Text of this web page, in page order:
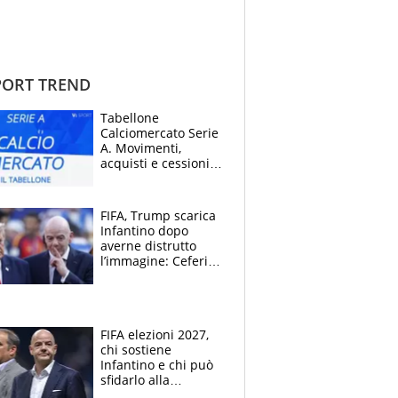
TREND
Tabellone
Calciomercato Serie
A. Movimenti,
acquisti e cessioni:
FIFA, Trump scarica
Infantino dopo
averne distrutto
l’immagine: Ceferin
FIFA elezioni 2027,
chi sostiene
Infantino e chi può
sfidarlo alla